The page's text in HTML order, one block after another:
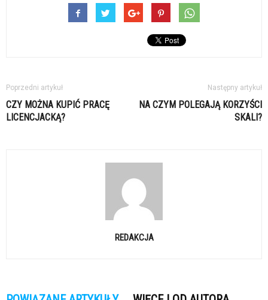
Poprzedni artykuł
CZY MOŻNA KUPIĆ PRACĘ
LICENCJACKĄ?
Następny artykuł
NA CZYM POLEGAJĄ KORZYŚCI
SKALI?
REDAKCJA